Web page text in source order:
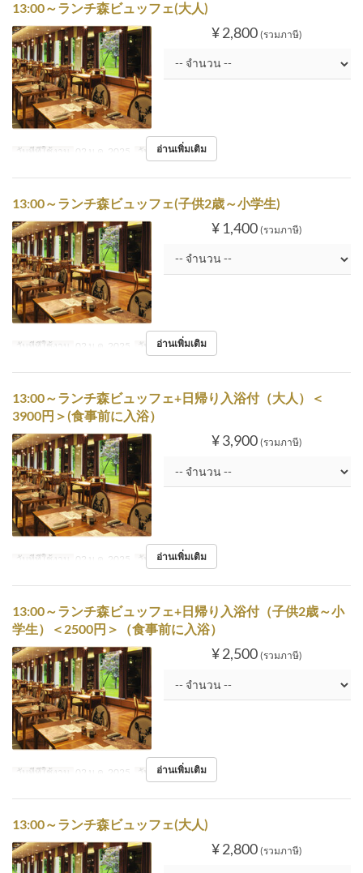
13:00～ランチ森ビュッフェ(大人)
¥ 2,800 (รวมภาษี)
วันที่ที่ใช้งาน 02 ม.ค. 2025 วัน พฤ
อ่านเพิ่มเติม
13:00～ランチ森ビュッフェ(子供2歳～小学生)
¥ 1,400 (รวมภาษี)
วันที่ที่ใช้งาน 02 ม.ค. 2025 วัน พฤ
อ่านเพิ่มเติม
13:00～ランチ森ビュッフェ+日帰り入浴付（大人）＜
3900円＞(食事前に入浴）
¥ 3,900 (รวมภาษี)
วันที่ที่ใช้งาน 02 ม.ค. 2025 วัน พฤ
อ่านเพิ่มเติม
13:00～ランチ森ビュッフェ+日帰り入浴付（子供2歳～小
学生）＜2500円＞（食事前に入浴）
¥ 2,500 (รวมภาษี)
วันที่ที่ใช้งาน 02 ม.ค. 2025 วัน พฤ
อ่านเพิ่มเติม
13:00～ランチ森ビュッフェ(大人)
¥ 2,800 (รวมภาษี)